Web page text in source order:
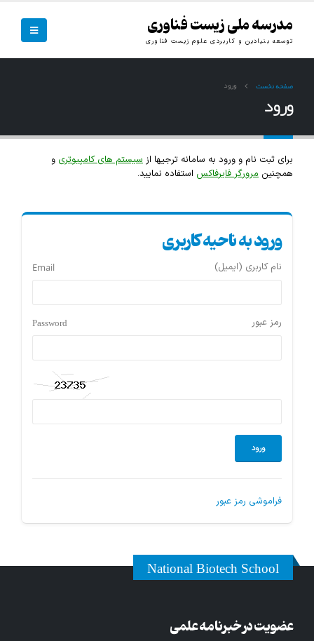
مدرسه ملی زیست فناوری
توسعه بنیادین و کاربردی علوم زیست فناوری
صفحه نخست ورود
ورود
برای ثبت نام و ورود به سامانه ترجیها از سیستم های کامپیوتری و
همچنین مرورگر فایرفاکس استفاده نمایید.
ورود به ناحیه کاربری
نام کاربری (ایمیل) Email
رمز عبور Password
فراموشی رمز عبور
National Biotech School
عضویت در خبرنامه علمی